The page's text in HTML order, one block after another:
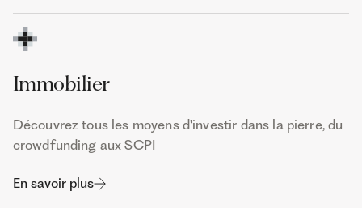
Immobilier
Découvrez tous les moyens d'investir dans la pierre, du
crowdfunding aux SCPI
En savoir plus